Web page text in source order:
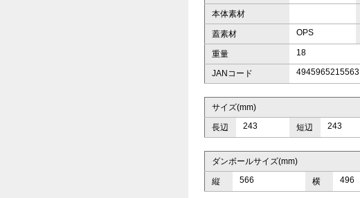
本体素材
蓋素材 OPS
重量 18
JANコード 4945965215563
サイズ(mm)
長辺 243 短辺 243
ダンボールサイズ(mm)
縦 566 横 496